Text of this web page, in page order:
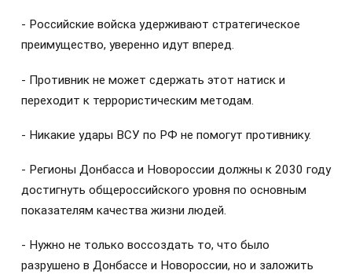
- Российские войска удерживают стратегическое
преимущество, уверенно идут вперед.
- Противник не может сдержать этот натиск и
переходит к террористическим методам.
- Никакие удары ВСУ по РФ не помогут противнику.
- Регионы Донбасса и Новороссии должны к 2030 году
достигнуть общероссийского уровня по основным
показателям качества жизни людей.
- Нужно не только воссоздать то, что было
разрушено в Донбассе и Новороссии, но и заложить